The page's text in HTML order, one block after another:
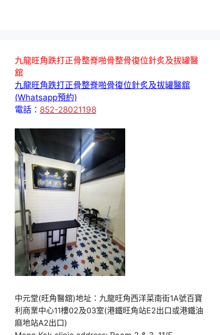
九龍旺角跌打正骨整脊啪骨整骨復位針炙及拔罐醫
舘
九龍旺角跌打正骨整脊啪骨復位針炙及拔罐醫舘
(Whatsapp預約)
電話： 852-28021198
中元堂(旺角醫舘)地址：九龍旺角西洋菜南街1A號百寶
利商業中心11樓02及03室(港鐵旺角站E2出口或港鐵油
麻地站A2出口)